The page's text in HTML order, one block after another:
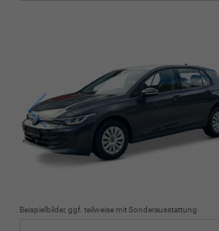
Beispielbilder, ggf. teilweise mit Sonderausstattung